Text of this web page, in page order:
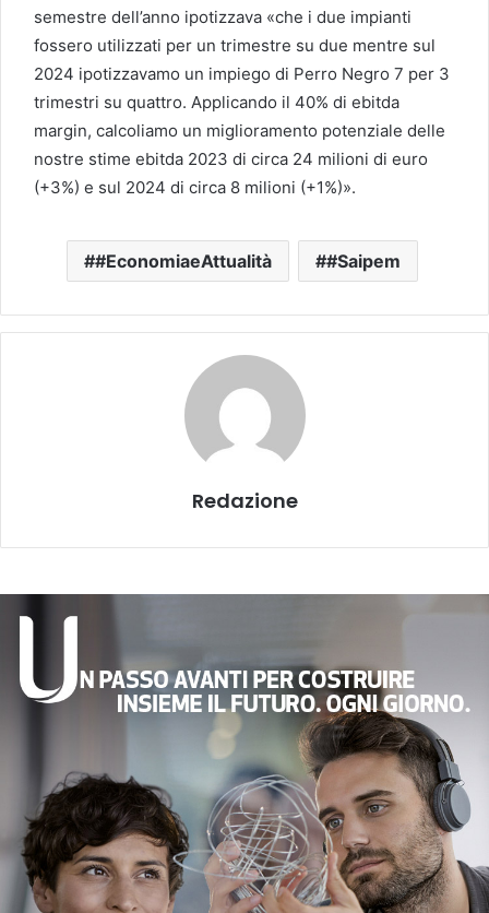
semestre dell’anno ipotizzava «che i due impianti
fossero utilizzati per un trimestre su due mentre sul
2024 ipotizzavamo un impiego di Perro Negro 7 per 3
trimestri su quattro. Applicando il 40% di ebitda
margin, calcoliamo un miglioramento potenziale delle
nostre stime ebitda 2023 di circa 24 milioni di euro
(+3%) e sul 2024 di circa 8 milioni (+1%)».
#EconomiaeAttualità #Saipem
Redazione